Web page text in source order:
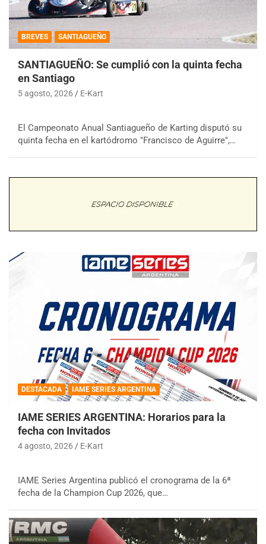
BREVES SANTIAGUEÑO
SANTIAGUEÑO: Se cumplió con la quinta fecha
en Santiago
5 agosto, 2026 E-Kart
El Campeonato Anual Santiagueño de Karting disputó su
quinta fecha en el kartódromo "Francisco de Aguirre",…
DESTACADA IAME SERIES ARGENTINA
IAME SERIES ARGENTINA: Horarios para la
fecha con Invitados
4 agosto, 2026 E-Kart
IAME Series Argentina publicó el cronograma de la 6ª
fecha de la Champion Cup 2026, que…